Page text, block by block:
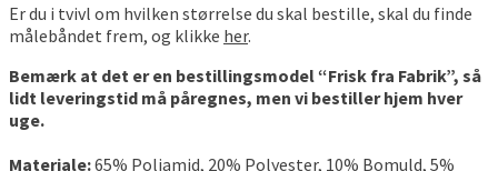
Er du i tvivl om hvilken størrelse du skal bestille, skal du finde
målebåndet frem, og klikke her.
Bemærk at det er en bestillingsmodel “Frisk fra Fabrik”, så
lidt leveringstid må påregnes, men vi bestiller hjem hver
uge.
Materiale:65% Poliamid, 20% Polyester, 10% Bomuld, 5%